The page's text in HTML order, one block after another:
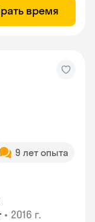
время
9 лет опыта
• 2016 г.